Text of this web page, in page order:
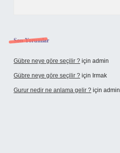
Son Yorumlar
Gübre neye göre seçilir ? için admin
Gübre neye göre seçilir ? için Irmak
Gurur nedir ne anlama gelir ? için admin